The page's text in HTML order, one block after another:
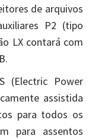
de arquivos
P2 (tipo
LX contará com
(Electric Power
assistida
para todos os
para assentos